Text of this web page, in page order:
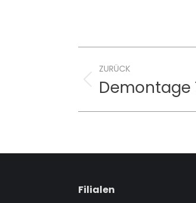
Project
navigation
ZURÜCK
Previous
Demontage
Filialen